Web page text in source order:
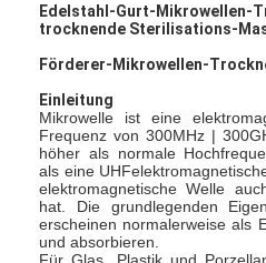
Edelstahl-Gurt-Mikrowellen-
trocknende Sterilisations-
Förderer-Mikrowellen-
Einleitung
Mikrowelle ist eine
Frequenz von 300MHz |
höher als normale
als eine
elektromagnetische Welle
hat. Die grundlegenden
erscheinen normalerweise als
und absorbieren.